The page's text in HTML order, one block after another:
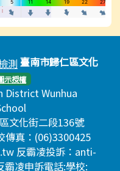
臺南市歸仁區文化
示授權
District Wunhua
文化街二段136號
傳真：(06)3300425
反霸凌投訴：anti-
凌申訴電話:學校: